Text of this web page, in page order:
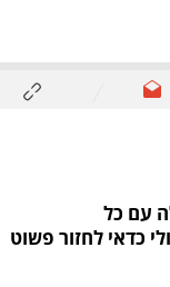
עם כל
כדאי לחזור פשוט